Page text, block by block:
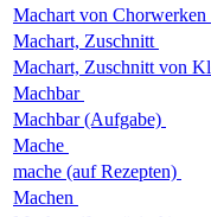
Machart von Chorwerken
Machart, Zuschnitt
Machart, Zuschnitt von
Machbar
Machbar (Aufgabe)
Mache
mache (auf Rezepten)
Machen